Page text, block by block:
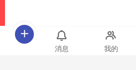
大洋洲的四支代表队组成：‌比利时‌、‌埃
消息 我的